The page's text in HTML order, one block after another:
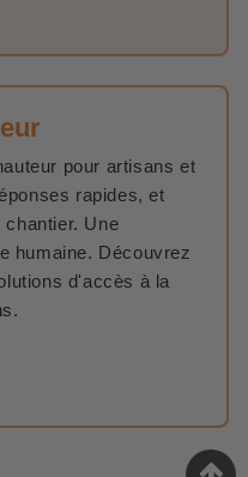
pour artisans et
rapides, et
chantier. Une
humaine. Découvrez
d'accès à la